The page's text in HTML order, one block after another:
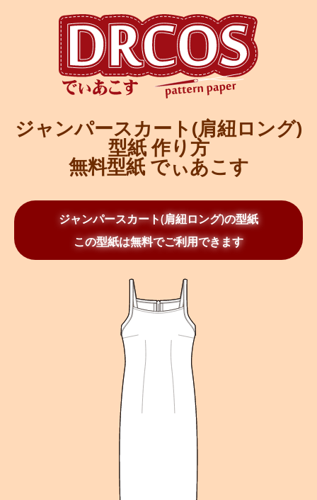
ジャンパースカート(肩紐ロング)
型紙 作り方
無料型紙 でぃあこす
ジャンパースカート(肩紐ロング)の型紙
この型紙は無料でご利用できます